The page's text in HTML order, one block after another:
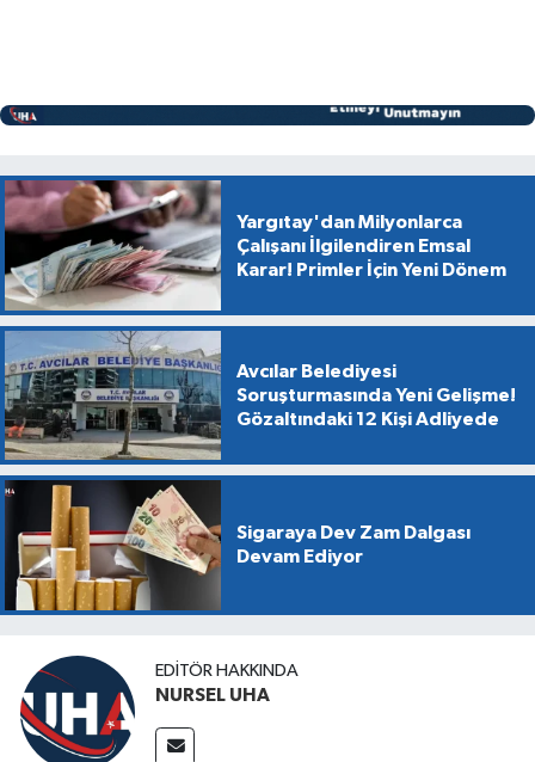
Yargıtay'dan Milyonlarca
Çalışanı İlgilendiren Emsal
Karar! Primler İçin Yeni Dönem
Avcılar Belediyesi
Soruşturmasında Yeni Gelişme!
Gözaltındaki 12 Kişi Adliyede
Sigaraya Dev Zam Dalgası
Devam Ediyor
EDITÖR HAKKINDA
NURSEL UHA